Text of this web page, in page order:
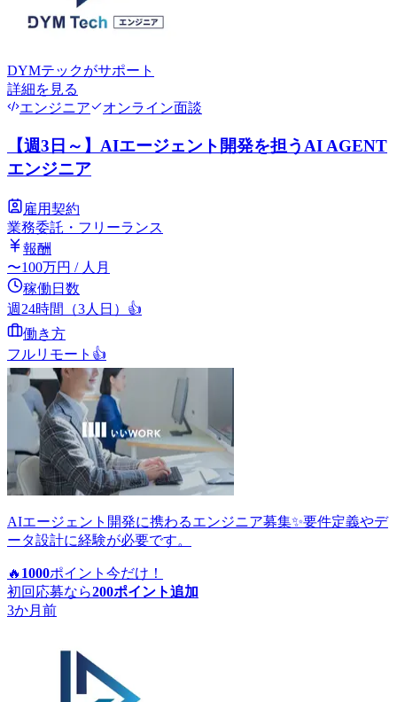
DYMテックがサポート
詳細を見る
エンジニア
オンライン面談
【週3日～】AIエージェント開発を担うAI AGENT
エンジニア
雇用契約
業務委託・フリーランス
報酬
〜100万円 / 人月
稼働日数
週24時間（3人日） 👍
働き方
フルリモート 👍
AIエージェント開発に携わるエンジニア募集✨要件定義やデ
ータ設計に経験が必要です。
🔥 1000ポイント 今だけ！
初回応募なら200ポイント追加
3か月前